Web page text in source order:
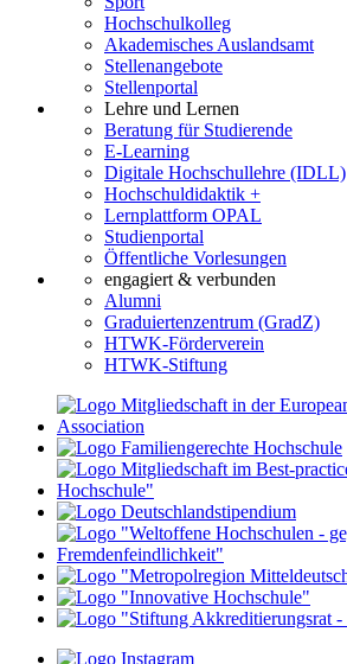
Hochschulkolleg
Akademisches Auslandsamt
Stellenangebote
Stellenportal
Lehre und Lernen
Beratung für Studierende
E-Learning
Digitale Hochschullehre (IDLL)
Hochschuldidaktik +
Lernplattform OPAL
Studienportal
Öffentliche Vorlesungen
engagiert & verbunden
Alumni
Graduiertenzentrum (GradZ)
HTWK-Förderverein
HTWK-Stiftung